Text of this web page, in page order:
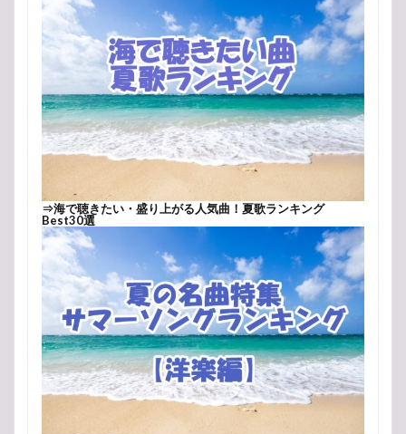
⇒海で聴きたい・盛り上がる人気曲！夏歌ランキング
Best30選